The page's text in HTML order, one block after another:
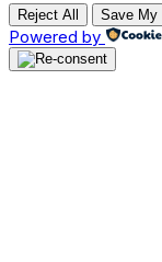
Reject All Save My
Powered by